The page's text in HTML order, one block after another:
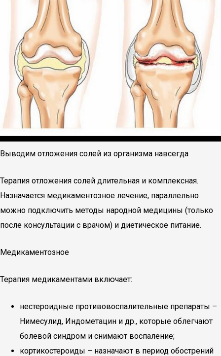
Выводим отложения солей из организма навсегда
Терапия отложения солей длительная и комплексная.
Назначается медикаментозное лечение, параллельно
можно подключить методы народной медицины (только
после консультации с врачом) и диетическое питание.
Медикаментозное
Терапия медикаментами включает:
нестероидные противовоспалительные препараты –
Нимесулид, Индометацин и др., которые облегчают
болевой синдром и снимают воспаление;
кортикостероиды – назначают в период обострений